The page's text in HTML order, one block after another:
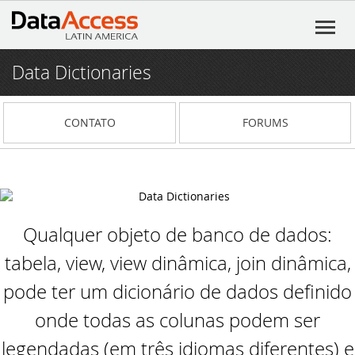
Data Dictionaries
CONTATO FORUMS
Qualquer objeto de banco de dados:
tabela, view, view dinâmica, join dinâmica,
pode ter um dicionário de dados definido
onde todas as colunas podem ser
legendadas (em três idiomas diferentes) e
Início
DataFlex
Dynamic AI
Flex²B
Serviços
Consultoria em Software
Pacote de Serviços Exclusivos
Recursos
DataFlex Learning Center
Fórum (Português)
Portal 4developers
Notícias
O DataFlex 2025 Beta 2 oferece melhorias
em expressões regulares e muito mais!
O DataFlex 2025 Beta 1 apresenta campos
de chave primária automáticos, nova
Blog
Institucional
DataFlex
Participe da live DataFlex 2023
Contato